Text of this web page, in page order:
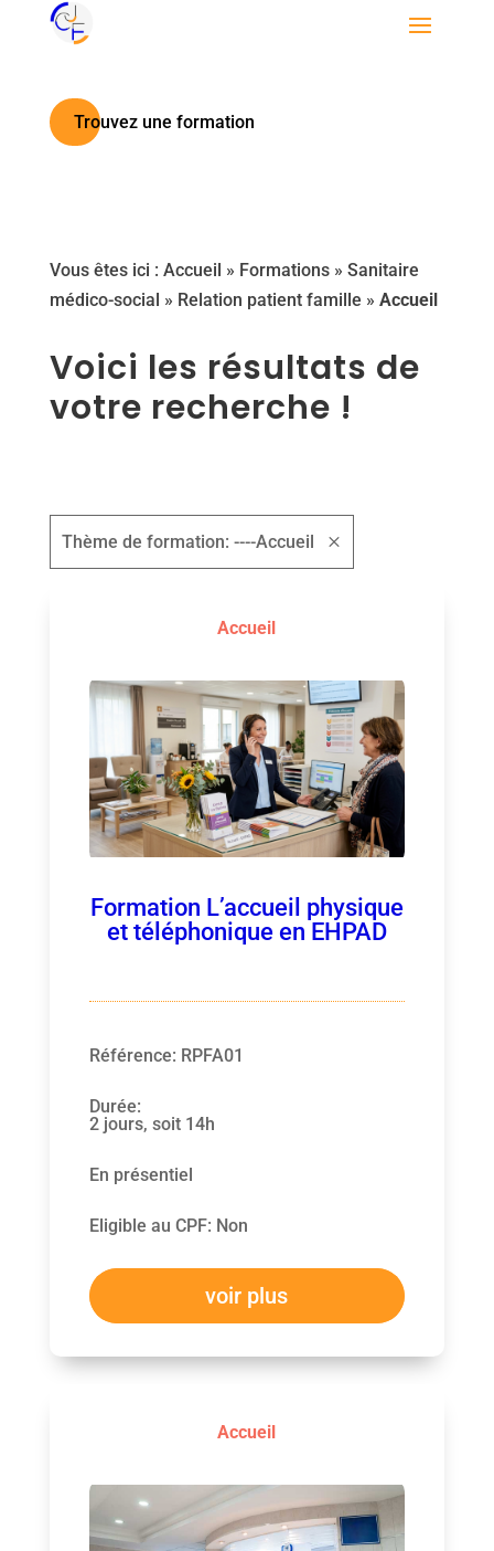
Trouvez une formation
Vous êtes ici : Accueil » Formations» Sanitaire
médico-social » Relation patient famille » Accueil
Voici les résultats de
votre recherche !
Thème de formation: ----Accueil
Accueil
Formation L’accueil physique
et téléphonique en EHPAD
Référence: RPFA01
Durée:
2 jours, soit 14h
En présentiel
Eligible au CPF: Non
voir plus
Accueil